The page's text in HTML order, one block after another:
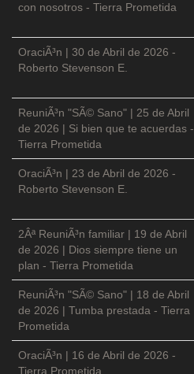
con nosotros - Tierra Prometida
OraciÃ³n | 30 de Abril de 2026 -
Roberto Stevenson E.
ReuniÃ³n "SÃ© Sano" | 25 de Abril
de 2026 | Si bien que te acuerdas -
Tierra Prometida
OraciÃ³n | 23 de Abril de 2026 -
Roberto Stevenson E.
2Âª ReuniÃ³n familiar | 19 de Abril
de 2026 | Dios siempre tiene un
plan - Tierra Prometida
ReuniÃ³n "SÃ© Sano" | 18 de Abril
de 2026 | Tumba prestada - Tierra
Prometida
OraciÃ³n | 16 de Abril de 2026 -
Tierra Prometida